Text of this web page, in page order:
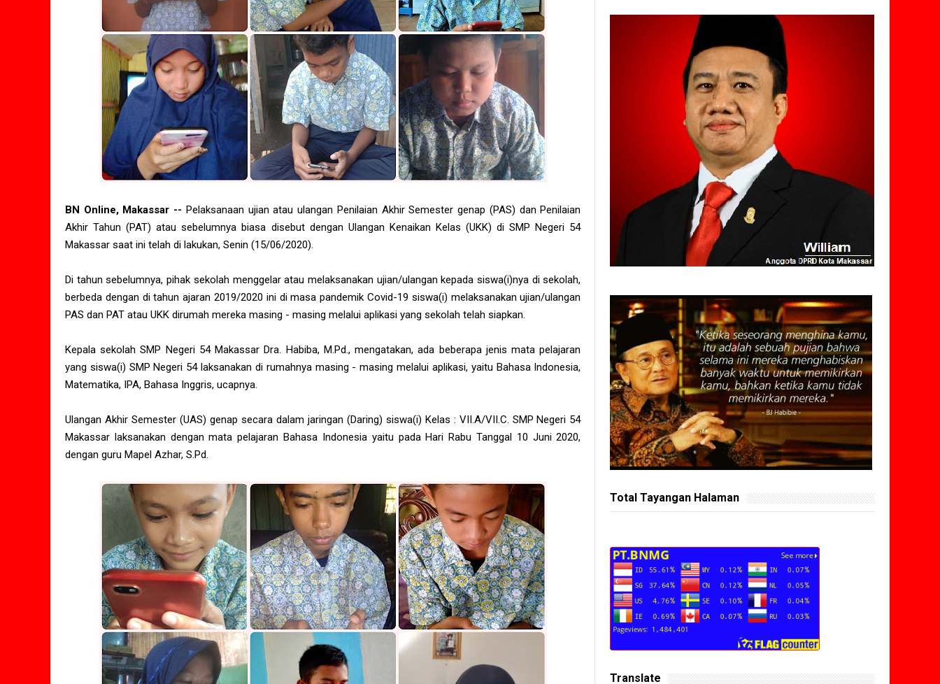
BN Online, Makassar -- Pelaksanaan ujian atau ulangan Penilaian Akhir Semester genap (PAS) dan Penilaian
Akhir Tahun (PAT) atau sebelumnya biasa disebut dengan Ulangan Kenaikan Kelas (UKK) di SMP Negeri 54
Makassar saat ini telah di lakukan, Senin (15/06/2020).
Di tahun sebelumnya, pihak sekolah menggelar atau melaksanakan ujian/ulangan kepada siswa(i)nya di sekolah,
berbeda dengan di tahun ajaran 2019/2020 ini di masa pandemik Covid-19 siswa(i) melaksanakan ujian/ulangan
PAS dan PAT atau UKK dirumah mereka masing - masing melalui aplikasi yang sekolah telah siapkan.
Kepala sekolah SMP Negeri 54 Makassar Dra. Habiba, M.Pd., mengatakan, ada beberapa jenis mata pelajaran
yang siswa(i) SMP Negeri 54 laksanakan di rumahnya masing - masing melalui aplikasi, yaitu Bahasa Indonesia,
Matematika, IPA, Bahasa Inggris, ucapnya.
Ulangan Akhir Semester (UAS) genap secara dalam jaringan (Daring) siswa(i) Kelas : VII.A/VII.C. SMP Negeri 54
Makassar laksanakan dengan mata pelajaran Bahasa Indonesia yaitu pada Hari Rabu Tanggal 10 Juni 2020,
dengan guru Mapel Azhar, S.Pd.
Total Tayangan Halaman
Translate